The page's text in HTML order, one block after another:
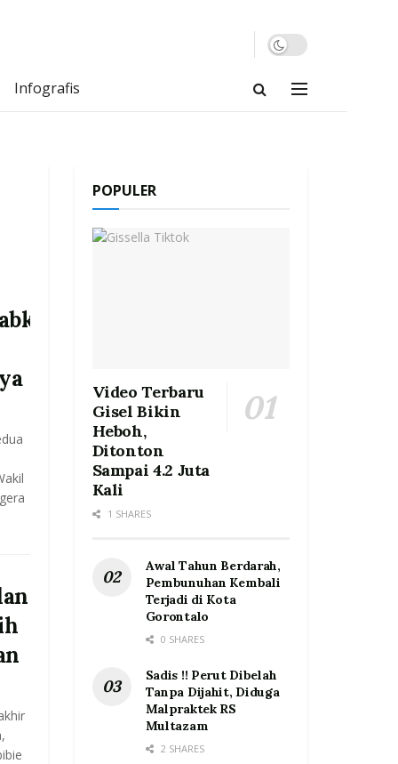
Infografis
POPULER
Video Terbaru
Gisel Bikin
Heboh,
Ditonton
Sampai 4.2 Juta
Kali
1 SHARES
Awal Tahun Berdarah,
Pembunuhan Kembali
Terjadi di Kota
Gorontalo
0 SHARES
Sadis !! Perut Dibelah
Tanpa Dijahit, Diduga
Malpraktek RS
Multazam
2 SHARES